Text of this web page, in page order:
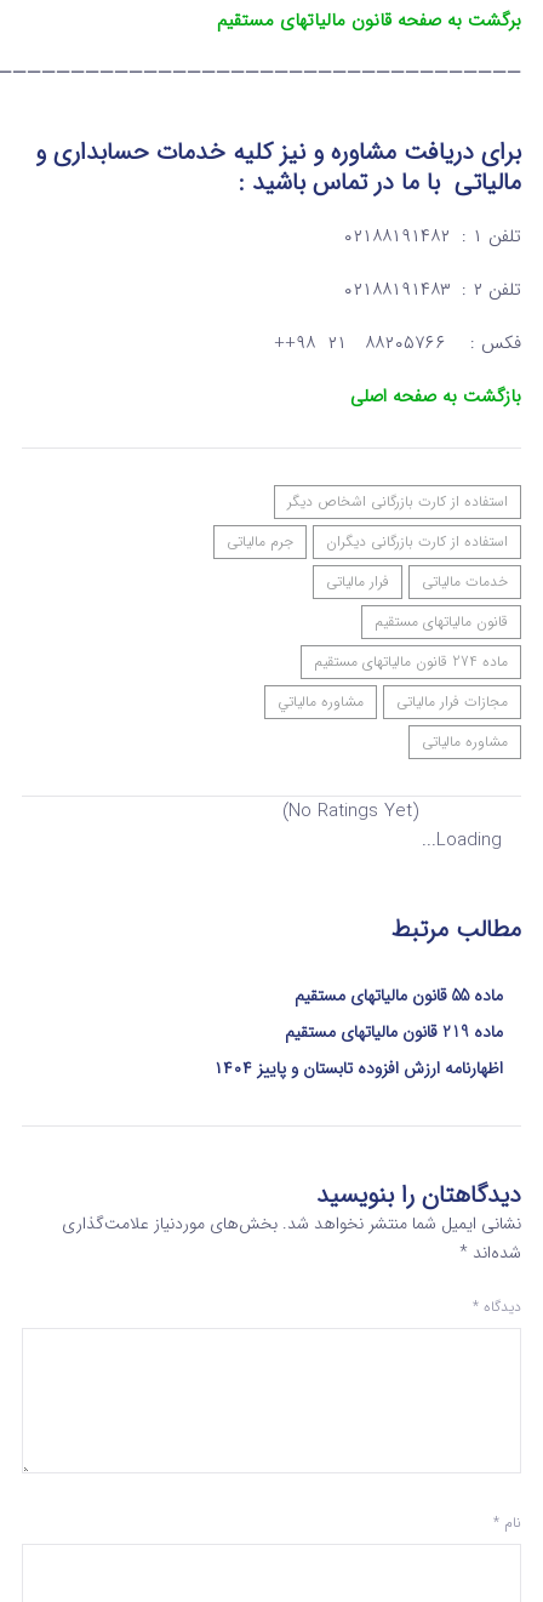
برگشت به صفحه قانون مالیاتهای مستقیم
برای دریافت مشاوره و نیز کلیه خدمات حسابداری و
مالیاتیبا ما در تماسباشید :
تلفن ۱ : ۰۲۱۸۸۱۹۱۴۸۲
تلفن ۲ : ۰۲۱۸۸۱۹۱۴۸۳
فکس : ۸۸۲۰۵۷۶۶ ۲۱ ۹۸++
بازگشت به صفحه اصلی
استفاده از کارت بازرگانی اشخاص دیگر
استفاده از کارت بازرگانی دیگران
جرم مالیاتی
خدمات مالیاتی
فرار مالیاتی
قانون مالیاتهای مستقیم
ماده 274 قانون مالیاتهای مستقیم
مجازات فرار مالیاتی
مشاوره مالياتي
مشاوره مالیاتی
(No Ratings Yet)
Loading...
مطالب مرتبط
ماده 55 قانون مالیاتهای مستقیم
ماده 219 قانون مالیاتهای مستقیم
اظهارنامه ارزش افزوده تابستان و پاییز ۱۴۰۴
دیدگاهتان را بنویسید
نشانی ایمیل شما منتشر نخواهد شد. بخش‌های موردنیاز علامت‌گذاری
شده‌اند *
دیدگاه *
نام *